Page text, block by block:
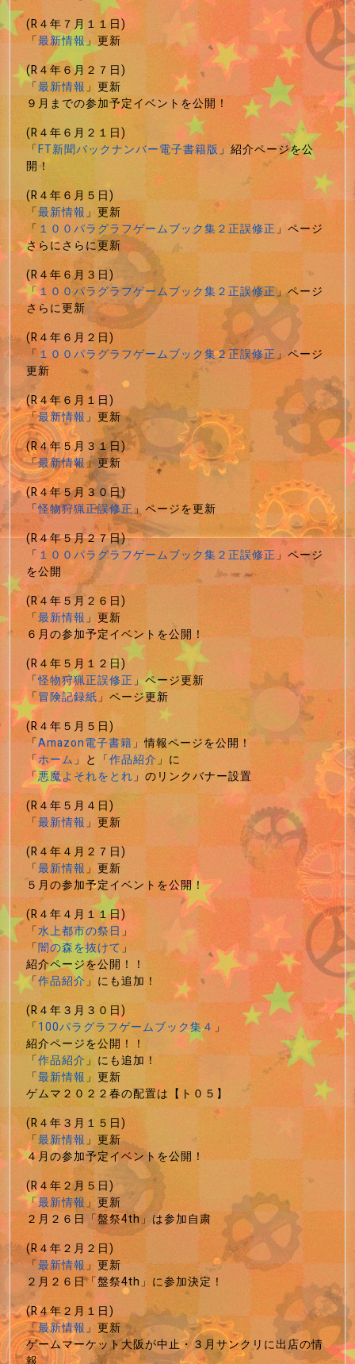
(R４年７月１１日)
「最新情報」更新
(R４年６月２７日)
「最新情報」更新
９月までの参加予定イベントを公開！
(R４年６月２１日)
「FT新聞バックナンバー電子書籍版」紹介ページを公
開！
(R４年６月５日)
「最新情報」更新
「 １００パラグラフゲームブック集２正誤修正」ページ
さらにさらに更新
(R４年６月３日)
「１００パラグラフゲームブック集２正誤修正」ページ
さらに更新
(R４年６月２日)
「１００パラグラフゲームブック集２正誤修正」ページ
更新
(R４年６月１日)
「最新情報」更新
(R４年５月３１日)
「最新情報」更新
(R４年５月３０日)
「怪物狩猟正誤修正」ページを更新
(R４年５月２７日)
「 １００パラグラフゲームブック集２正誤修正」ページ
を公開
(R４年５月２６日)
「最新情報」更新
６月の参加予定イベントを公開！
(R４年５月１２日)
「怪物狩猟正誤修正」ページ更新
「冒険記録紙」ページ更新
(R４年５月５日)
「Amazon電子書籍」情報ページを公開！
「ホーム」と「作品紹介」に
「悪魔よそれをとれ」のリンクバナー設置
(R４年５月４日)
「最新情報」更新
(R４年４月２７日)
「最新情報」更新
５月の参加予定イベントを公開！
(R４年４月１１日)
「水上都市の祭日」
「闇の森を抜けて」
紹介ページを公開！！
「作品紹介」にも追加！
(R４年３月３０日)
「100パラグラフゲームブック集４ 」
紹介ページを公開！！
「作品紹介」にも追加！
「最新情報」更新
ゲムマ２０２２春の配置は【ト０５】
(R４年３月１５日)
「最新情報」更新
４月の参加予定イベントを公開！
(R４年２月５日)
「最新情報」更新
２月２６日「盤祭4th」は参加自粛
(R４年２月２日)
「最新情報」更新
２月２６日「盤祭4th」に参加決定！
(R４年２月１日)
「最新情報」更新
ゲームマーケット大阪が中止・３月サンクリに出店の情